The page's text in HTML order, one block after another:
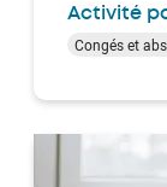
Activité
Congés et